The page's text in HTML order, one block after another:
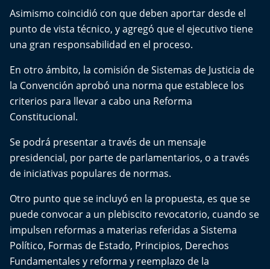
Trasnoche
Reto Inmobiliario
Punto de Encuentro
Yo invito
Asimismo coincidió con que deben aportar desde el
punto de vista técnico, y agregó que el ejecutivo tiene
una gran responsabilidad en el proceso.
En otro ámbito, la comisión de Sistemas de Justicia de
la Convención aprobó una norma que establece los
criterios para llevar a cabo una Reforma
Constitucional.
Se podrá presentar a través de un mensaje
presidencial, por parte de parlamentarios, o a través
de iniciativas populares de normas.
Otro punto que se incluyó en la propuesta, es que se
puede convocar a un plebiscito revocatorio, cuando se
impulsen reformas a materias referidas a Sistema
Político, Formas de Estado, Principios, Derechos
Fundamentales y reforma y reemplazo de la